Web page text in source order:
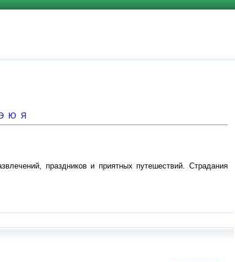
Ю Я
праздников и приятных путешествий. Страдания